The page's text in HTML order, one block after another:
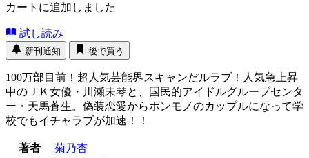
カートに追加しました
試し読み
新刊通知 後で買う
100万部目前！超人気芸能界スキャンだルラブ！人気急上昇
中のＪＫ女優・川瀬未琴と、国民的アイドルグループセンタ
ー・天馬蒼生。偽装恋愛からホンモノのカップルになって学
校でもイチャラブが加速！！
著者
菊乃杏